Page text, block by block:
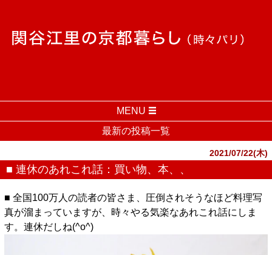
MENU
最新の投稿一覧
2021/07/22(木)
■ 連休のあれこれ話：買い物、本、、
■ 全国100万人の読者の皆さま、圧倒されそうなほど料理写
真が溜まっていますが、時々やる気楽なあれこれ話にしま
す。連休だしね(^o^)